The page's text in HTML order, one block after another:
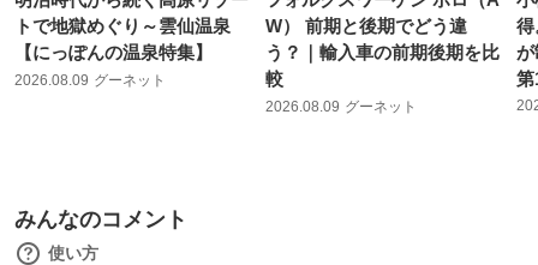
トで地獄めぐり～雲仙温泉
【にっぽんの温泉特集】
2026.08.09 グーネット
W） 前期と後期でどう違
う？｜輸入車の前期後期を比
較
2026.08.09 グーネット
得
が
第
みんなのコメント
使い方